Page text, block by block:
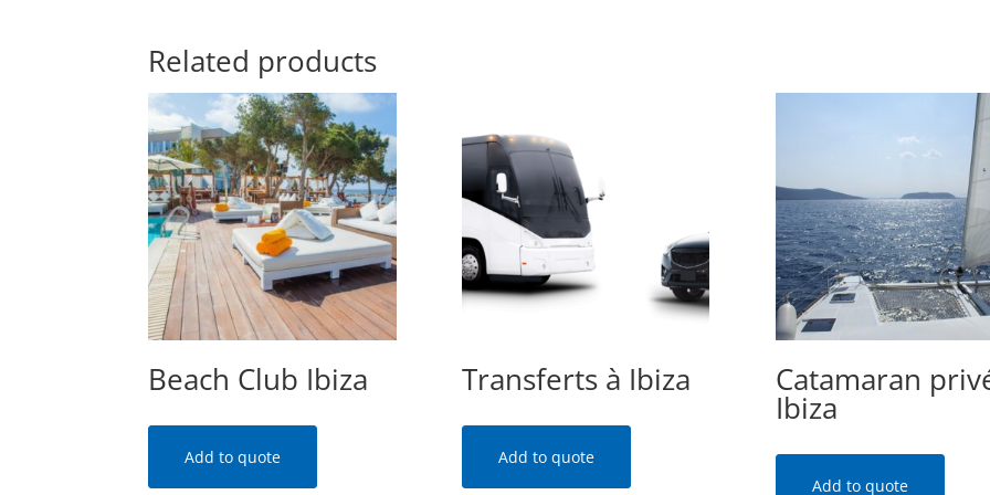
Related products
Beach Club Ibiza
Add to quote
Transferts à Ibiza
Add to quote
Catamaran
Ibiza
Add to quote